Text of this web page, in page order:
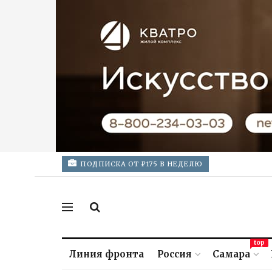
ПОДПИСКА ОТ ₽175 В НЕДЕЛЮ
Линия фронта Россия Самара
top